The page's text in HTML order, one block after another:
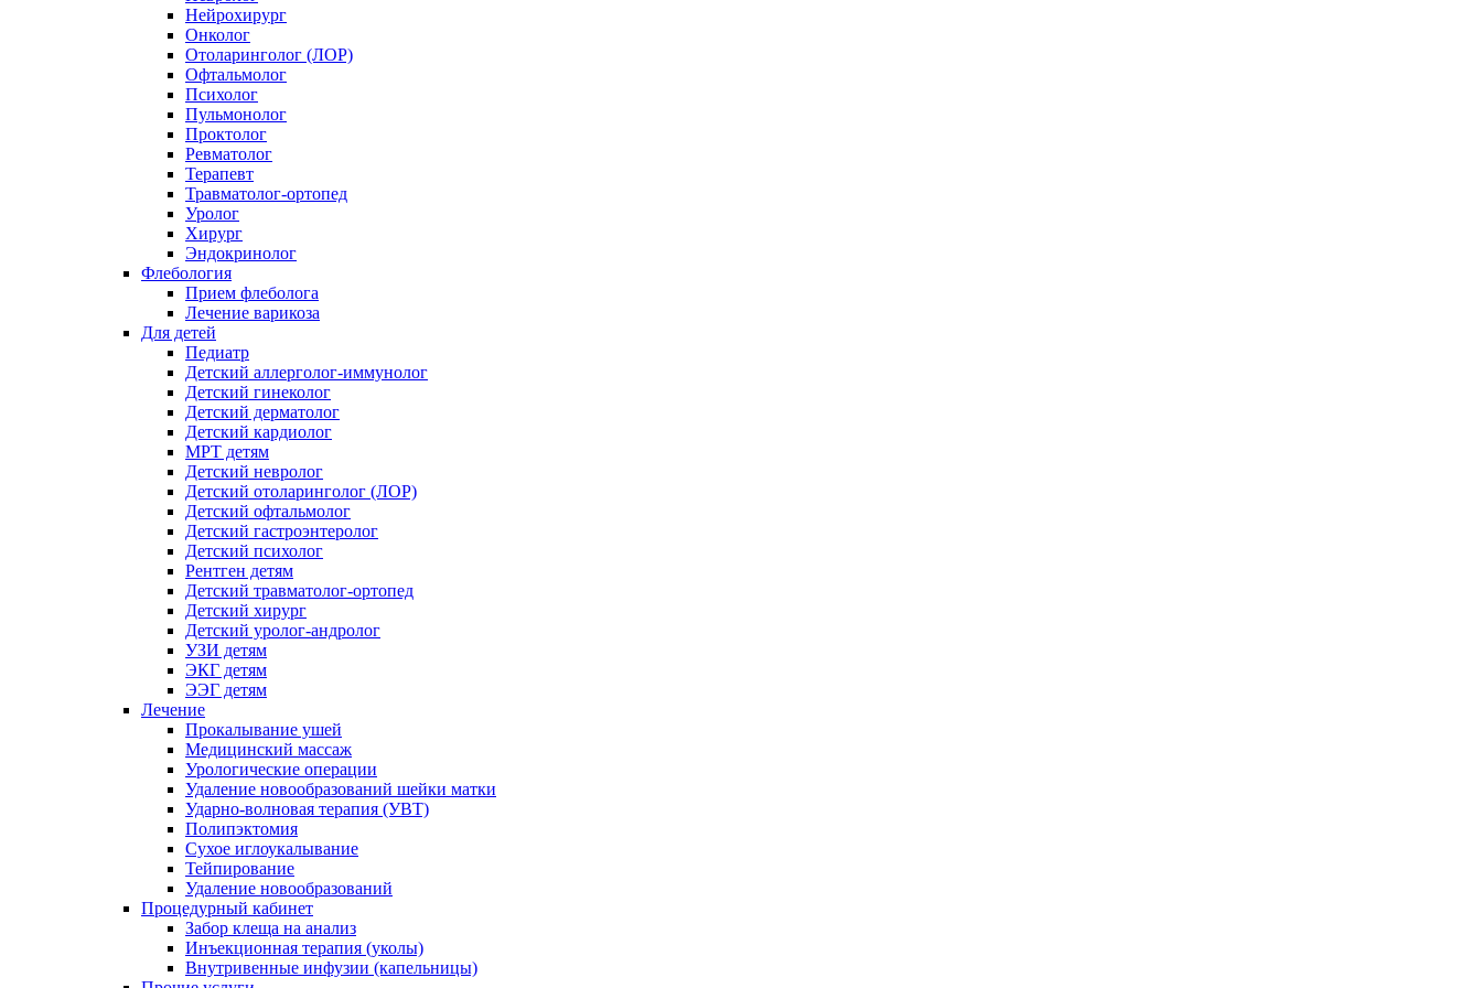
Нейрохирург
Онколог
Отоларинголог (ЛОР)
Офтальмолог
Психолог
Пульмонолог
Проктолог
Ревматолог
Терапевт
Травматолог-ортопед
Уролог
Хирург
Эндокринолог
Флебология
Прием флеболога
Лечение варикоза
Для детей
Педиатр
Детский аллерголог-иммунолог
Детский гинеколог
Детский дерматолог
Детский кардиолог
МРТ детям
Детский невролог
Детский отоларинголог (ЛОР)
Детский офтальмолог
Детский гастроэнтеролог
Детский психолог
Рентген детям
Детский травматолог-ортопед
Детский хирург
Детский уролог-андролог
УЗИ детям
ЭКГ детям
ЭЭГ детям
Лечение
Прокалывание ушей
Медицинский массаж
Урологические операции
Удаление новообразований шейки матки
Ударно-волновая терапия (УВТ)
Полипэктомия
Сухое иглоукалывание
Тейпирование
Удаление новообразований
Процедурный кабинет
Забор клеща на анализ
Инъекционная терапия (уколы)
Внутривенные инфузии (капельницы)